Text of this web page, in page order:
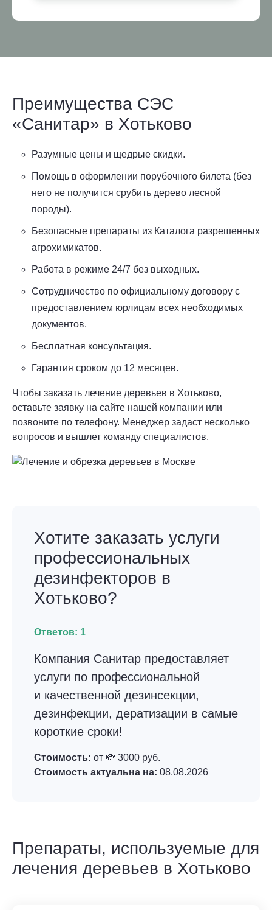
Преимущества СЭС
«Санитар» в Хотьково
Разумные цены и щедрые скидки.
Помощь в оформлении порубочного билета (без
него не получится срубить дерево лесной
породы).
Безопасные препараты из Каталога разрешенных
агрохимикатов.
Работа в режиме 24/7 без выходных.
Сотрудничество по официальному договору с
предоставлением юрлицам всех необходимых
документов.
Бесплатная консультация.
Гарантия сроком до 12 месяцев.
Чтобы заказать лечение деревьев в Хотьково,
оставьте заявку на сайте нашей компании или
позвоните по телефону. Менеджер задаст несколько
вопросов и вышлет команду специалистов.
Хотите заказать услуги
профессиональных
дезинфекторов в
Хотьково?
Ответов: 1
Компания Санитар предоставляет
услуги по профессиональной
и качественной дезинсекции,
дезинфекции, дератизации в самые
короткие сроки!
Стоимость: от 💸 3000 руб.
Стоимость актуальна на: 08.08.2026
Препараты, используемые для
лечения деревьев в Хотьково